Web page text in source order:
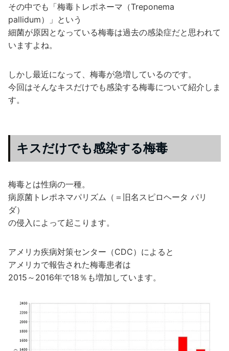
その中でも「梅毒トレポネーマ（Treponema
pallidum）」という
細菌が原因となっている梅毒は過去の感染症だと思われて
いますよね。
しかし最近になって、梅毒が急増しているのです。
今回はそんなキスだけでも感染する梅毒について紹介しま
す。
キスだけでも感染する梅毒
梅毒とは性病の一種。
病原菌トレポネマパリズム（＝旧名スピロヘータ パリ
ダ）
の侵入によって起こります。
アメリカ疾病対策センター（CDC）によると
アメリカで報告された梅毒患者は
2015～2016年で18％も増加しています。